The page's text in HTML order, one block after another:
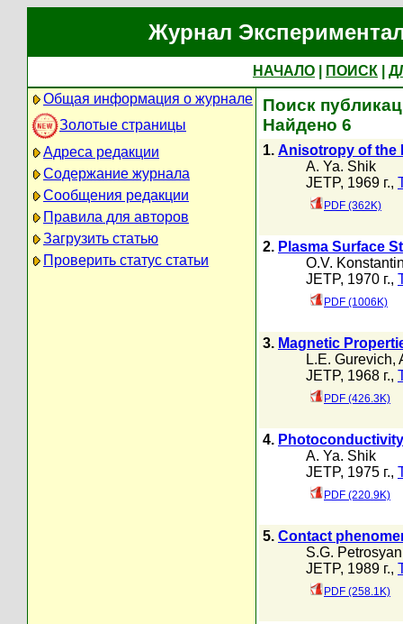
Журнал
НАЧАЛО ПОИСК
Общая информация о журнале
Золотые страницы
Адреса редакции
Содержание журнала
Сообщения редакции
Правила для авторов
Загрузить статью
Проверить статус статьи
Поиск
Найдено 6
1. Anisotropy of the
A. Ya. Shik
JETP, 1969 г.,
PDF (362K)
2. Plasma Surface
O.V.
JETP, 1970 г.,
PDF (1006K)
3. Magnetic
L.E. Gurevich,
JETP, 1968 г.,
PDF (426.3K)
4.
A. Ya. Shik
JETP, 1975 г.,
PDF (220.9K)
5. Contact
S.G. Petrosyan
JETP, 1989 г.,
PDF (258.1K)